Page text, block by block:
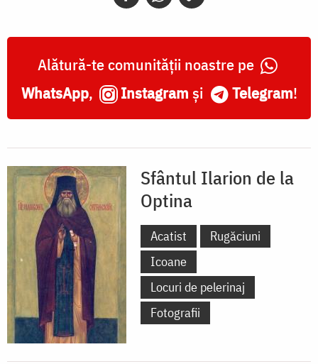
Alătură-te comunității noastre pe
WhatsApp, Instagram și Telegram!
Sfântul Ilarion de la
Optina
Acatist
Rugăciuni
Icoane
Locuri de pelerinaj
Fotografii